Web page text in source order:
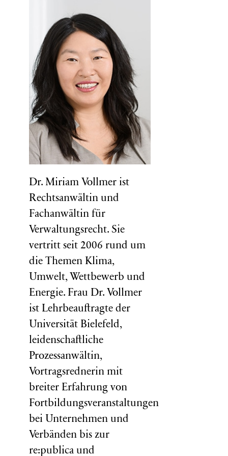
Dr. Miriam Vollmer ist
Rechtsanwältin und
Fachanwältin für
Verwaltungsrecht. Sie
vertritt seit 2006 rund um
die Themen Klima,
Umwelt, Wettbewerb und
Energie. Frau Dr. Vollmer
ist Lehrbeauftragte der
Universität Bielefeld,
leidenschaftliche
Prozessanwältin,
Vortragsrednerin mit
breiter Erfahrung von
Fortbildungsveranstaltungen
bei Unternehmen und
Verbänden bis zur
re:publica und